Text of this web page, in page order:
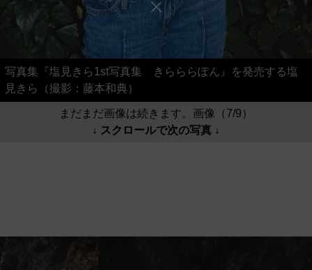
写真集『塩見きら1st写真集 きらららぽん』を発売する塩
見きら（撮影：藤本和典）
まだまだ画像は続きます。画像（7/9）
↓ スクロールで次の写真 ↓